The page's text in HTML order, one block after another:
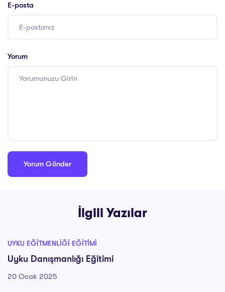
E-posta
Yorum
İlgili Yazılar
UYKU EĞITMENLIĞI EĞITIMI
Uyku Danışmanlığı Eğitimi
20 Ocak 2025